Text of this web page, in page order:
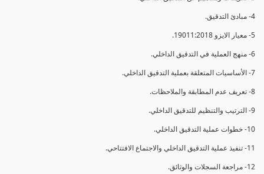
4- مبادئ التدقيق.
5- معيار الايزو 19011:2018.
6- منهج العملية في التدقيق الداخلي.
7- الأساسيات المتعلقة بعملية التدقيق الداخلي.
8- تعريف عدم المطابقة والملاحظات.
9- الترتيب والتنظيم للتدقيق الداخلي.
10- خطوات عملية التدقيق الداخلي.
11- تنفيذ عملية التدقيق الداخلي والاجتماع الافتتاحي.
12- مراجعة السجلات والوثائق.